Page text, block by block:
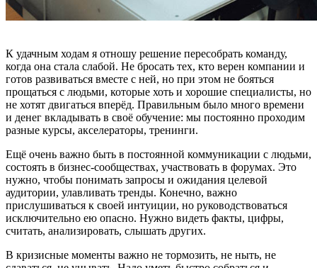
К удачным ходам я отношу решение пересобрать команду,
когда она стала слабой. Не бросать тех, кто верен компании и
готов развиваться вместе с ней, но при этом не бояться
прощаться с людьми, которые хоть и хорошие специалисты, но
не хотят двигаться вперёд. Правильным было много времени
и денег вкладывать в своё обучение: мы постоянно проходим
разные курсы, акселераторы, тренинги.
Ещё очень важно быть в постоянной коммуникации с людьми,
состоять в бизнес-сообществах, участвовать в форумах. Это
нужно, чтобы понимать запросы и ожидания целевой
аудитории, улавливать тренды. Конечно, важно
прислушиваться к своей интуиции, но руководствоваться
исключительно ею опасно. Нужно видеть факты, цифры,
считать, анализировать, слышать других.
В кризисные моменты важно не тормозить, не ныть, не